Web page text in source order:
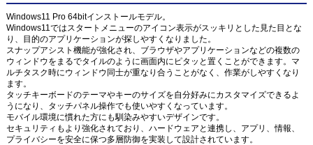
Windows11 Pro 64bitインストールモデル。
Windows11ではスタートメニューのアイコン表示がスッキリとした見た目とな
り、目的のアプリケーションが探しやすくなりました。
スナップアシスト機能が強化され、ブラウザやアプリケーションなどの複数の
ウィンドウをまるでタイルのように画面内にピタッと置くことができます。マ
ルチタスク時にウィンドウ同士が重なり合うことがなく、作業がしやすくなり
ます。
タッチキーボードのテーマやキーのサイズを自分好みにカスタマイズできるよ
うになり、タッチパネル操作でも使いやすくなっています。
モバイル環境に慣れた方にも馴染みやすいデザインです。
セキュリティもより強化されており、ハードウェアと連携し、アプリ、情報、
プライバシーを安全に保つ多層防御を実装して設計されています。